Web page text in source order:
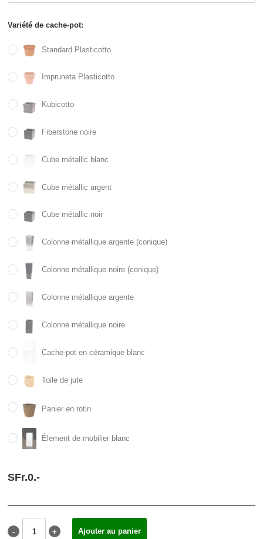
Variété de cache-pot:
Standard Plasticotto
Impruneta Plasticotto
Kubicotto
Fiberstone noire
Cube métallic blanc
Cube métallic argent
Cube métallic noir
Colonne métallique argente (conique)
Colonne métallique noire (conique)
Colonne métallique argente
Colonne métallique noire
Cache-pot en céramique blanc
Toile de jute
Panier en rotin
Élement de mobilier blanc
SFr.0.-